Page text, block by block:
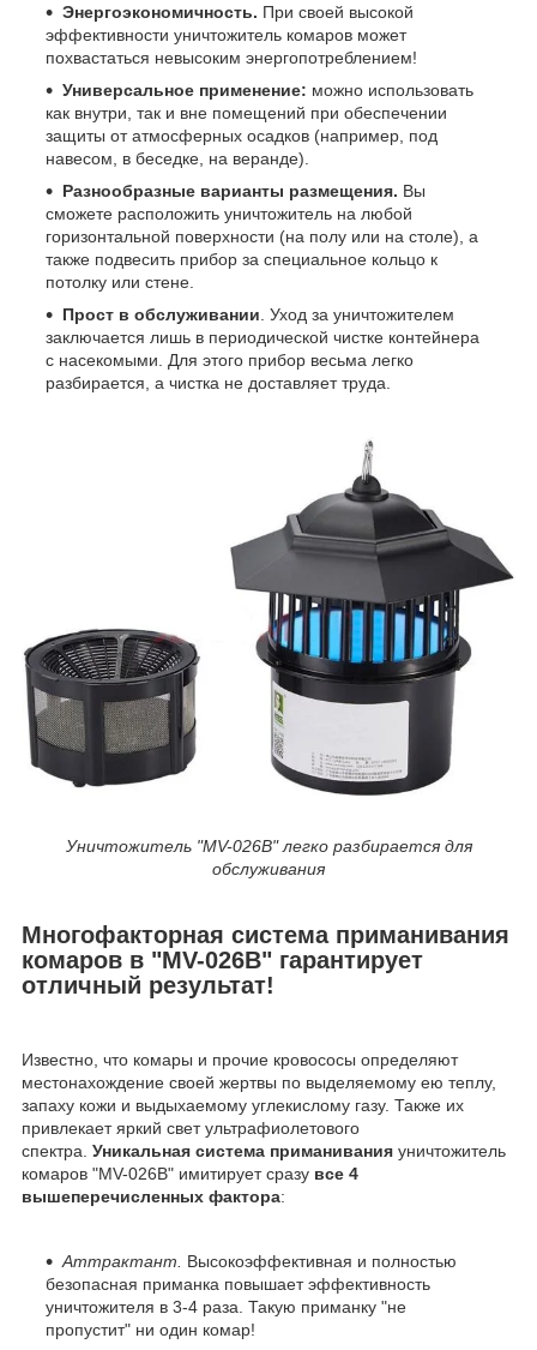
Энергоэкономичность. При своей высокой
эффективности уничтожитель комаров может
похвастаться невысоким энергопотреблением!
Универсальное применение: можно использовать
как внутри, так и вне помещений при обеспечении
защиты от атмосферных осадков (например, под
навесом, в беседке, на веранде).
Разнообразные варианты размещения. Вы
сможете расположить уничтожитель на любой
горизонтальной поверхности (на полу или на столе), а
также подвесить прибор за специальное кольцо к
потолку или стене.
Прост в обслуживании . Уход за уничтожителем
заключается лишь в периодической чистке контейнера
с насекомыми. Для этого прибор весьма легко
разбирается, а чистка не доставляет труда.
Уничтожитель "MV-026B" легко разбирается для
обслуживания
Многофакторная система приманивания
комаров в "MV-026B" гарантирует
отличный результат!
Известно, что комары и прочие кровососы определяют
местонахождение своей жертвы по выделяемому ею теплу,
запаху кожи и выдыхаемому углекислому газу. Также их
привлекает яркий свет ультрафиолетового
спектра. Уникальная система приманивания уничтожитель
комаров "MV-026B" имитирует сразу все 4
вышеперечисленных фактора:
Аттрактант. Высокоэффективная и полностью
безопасная приманка повышает эффективность
уничтожителя в 3-4 раза. Такую приманку "не
пропустит" ни один комар!